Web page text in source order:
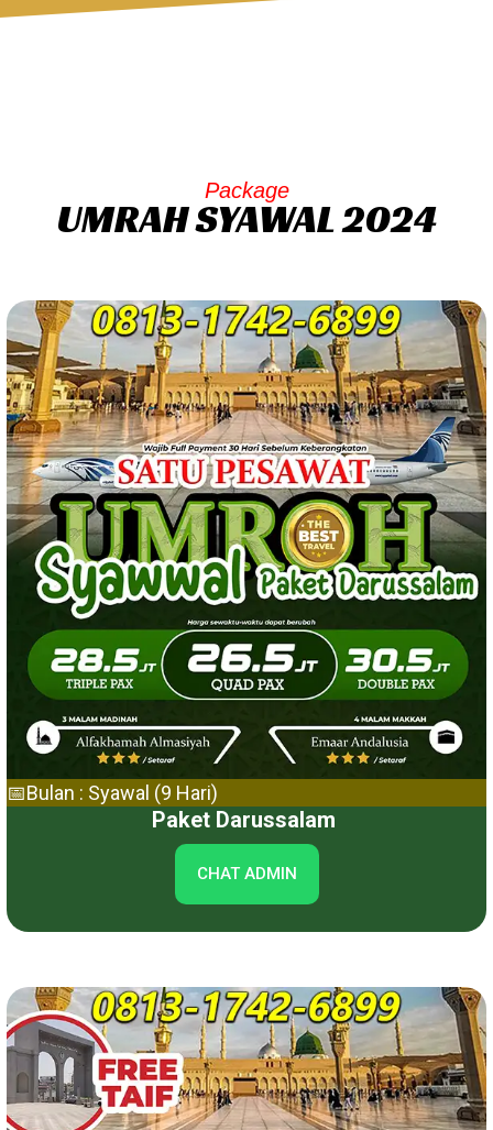
Package
UMRAH SYAWAL 2024
📅Bulan : Syawal (9 Hari)
Paket Darussalam
CHAT ADMIN